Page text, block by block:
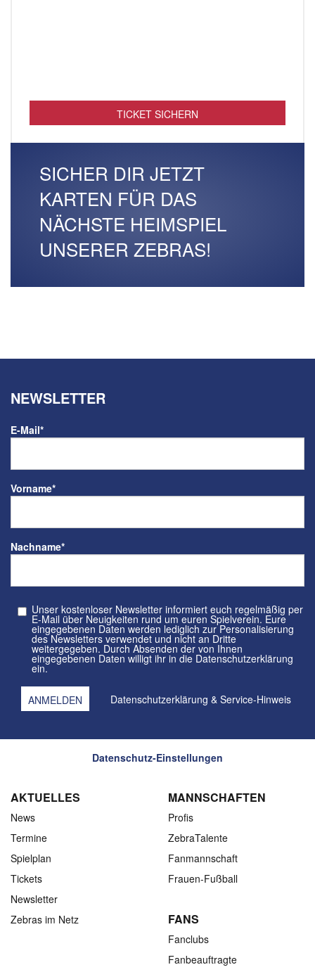
TICKET SICHERN
SICHER DIR JETZT
KARTEN FÜR DAS
NÄCHSTE HEIMSPIEL
UNSERER ZEBRAS!
NEWSLETTER
E-Mail*
Vorname*
Nachname*
Unser kostenloser Newsletter informiert euch regelmäßig per
E-Mail über Neuigkeiten rund um euren Spielverein. Eure
eingegebenen Daten werden lediglich zur Personalisierung
des Newsletters verwendet und nicht an Dritte
weitergegeben. Durch Absenden der von Ihnen
eingegebenen Daten willigt ihr in die Datenschutzerklärung
ein.
Datenschutzerklärung & Service-Hinweis
Datenschutz-Einstellungen
AKTUELLES
News
Termine
Spielplan
Tickets
Newsletter
Zebras im Netz
MANNSCHAFTEN
Profis
ZebraTalente
Fanmannschaft
Frauen-Fußball
FANS
Fanclubs
Fanbeauftragte